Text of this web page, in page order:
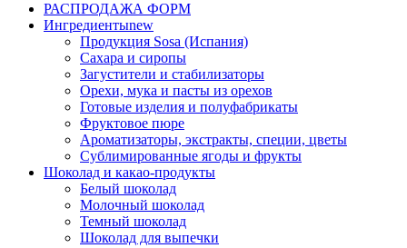
РАСПРОДАЖА ФОРМ
Ингредиентыnew
Продукция Sosa (Испания)
Сахара и сиропы
Загустители и стабилизаторы
Орехи, мука и пасты из орехов
Готовые изделия и полуфабрикаты
Фруктовое пюре
Ароматизаторы, экстракты, специи, цветы
Сублимированные ягоды и фрукты
Шоколад и какао-продукты
Белый шоколад
Молочный шоколад
Темный шоколад
Шоколад для выпечки